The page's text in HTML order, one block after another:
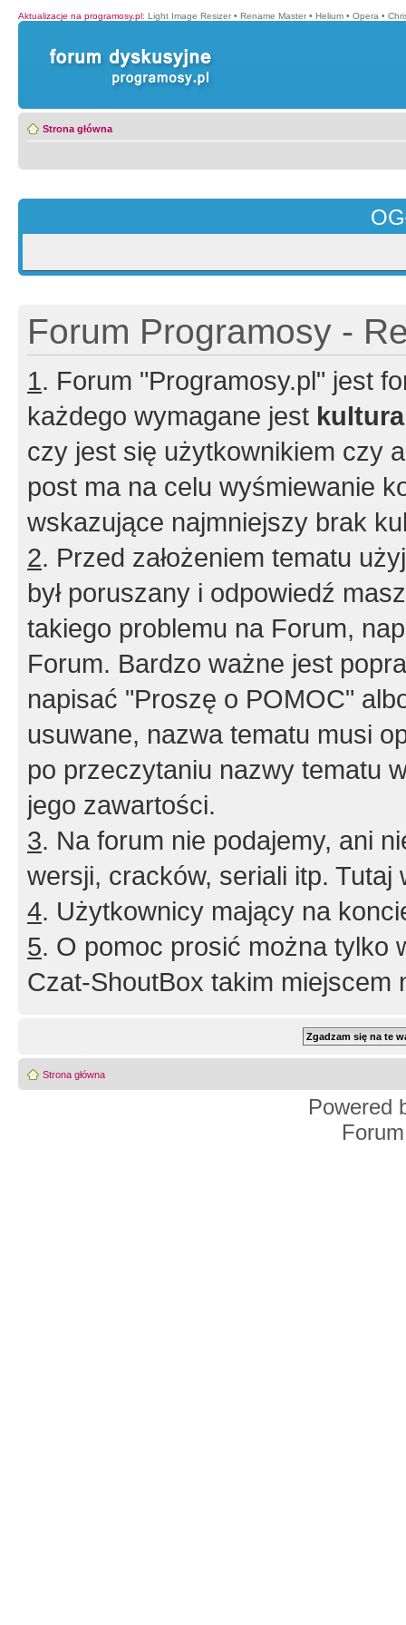
Aktualizacje na programosy.pl: Light Image Resizer • Rename Master • Helium • Opera •
Strona główna
Forum Programosy -
1. Forum "Programosy.pl" jest
każdego wymagane jest
czy jest się użytkownikiem czy
post ma na celu wyśmiewanie
wskazujące najmniejszy brak
2. Przed założeniem tematu
był poruszany i odpowiedź
takiego problemu na Forum,
Forum. Bardzo ważne jest
napisać "Proszę o POMOC"
usuwane, nazwa tematu musi
po przeczytaniu nazwy tematu
jego zawartości.
3. Na forum nie podajemy, ani
wersji, cracków, seriali itp. Tutaj
4. Użytkownicy mający na
5. O pomoc prosić można tylko
Czat-ShoutBox takim miejscem
Strona główna
Powered